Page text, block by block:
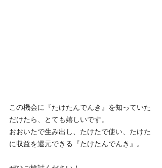
この機会に『たけたんでんき』を知っていた
だけたら、とても嬉しいです。
おおいたで生み出し、たけたで使い、たけた
に収益を還元できる『たけたんでんき』。